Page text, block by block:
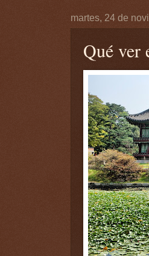
martes, 24 de
Qué ver